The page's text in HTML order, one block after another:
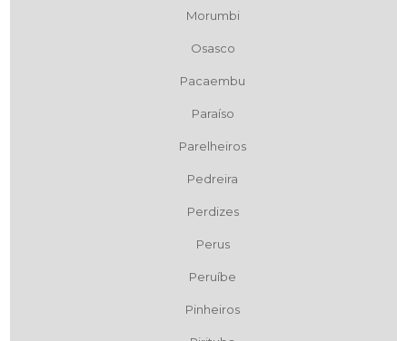
Morumbi
Osasco
Pacaembu
Paraíso
Parelheiros
Pedreira
Perdizes
Perus
Peruíbe
Pinheiros